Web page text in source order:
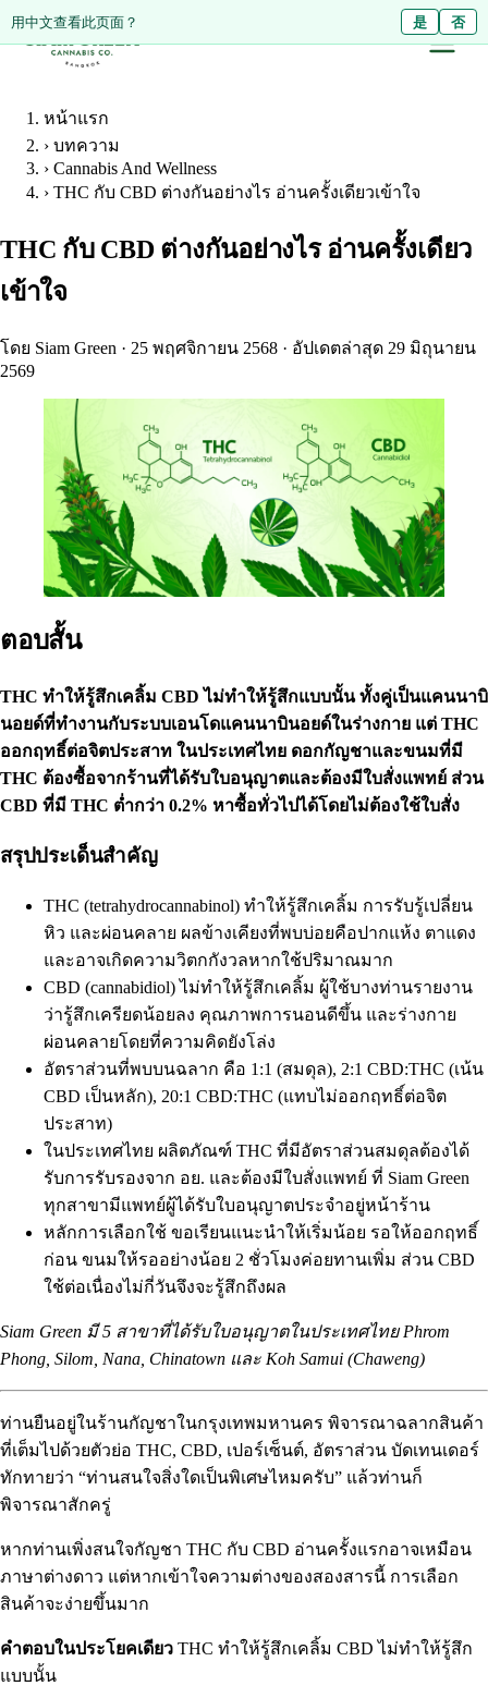
Diese Seite auf Deutsch ansehen? Nein
用中文查看此页面？ 是 否
หน้าแรก
› บทความ
› Cannabis And Wellness
› THC กับ CBD ต่างกันอย่างไร อ่านครั้งเดียวเข้าใจ
THC กับ CBD ต่างกันอย่างไร อ่านครั้งเดียว
เข้าใจ
โดย Siam Green · 25 พฤศจิกายน 2568 · อัปเดตล่าสุด 29 มิถุนายน
2569
ตอบสั้น
THC ทำให้รู้สึกเคลิ้ม CBD ไม่ทำให้รู้สึกแบบนั้น ทั้งคู่เป็นแคนนาบิ
นอยด์ที่ทำงานกับระบบเอนโดแคนนาบินอยด์ในร่างกาย แต่ THC
ออกฤทธิ์ต่อจิตประสาท ในประเทศไทย ดอกกัญชาและขนมที่มี
THC ต้องซื้อจากร้านที่ได้รับใบอนุญาตและต้องมีใบสั่งแพทย์ ส่วน
CBD ที่มี THC ต่ำกว่า 0.2% หาซื้อทั่วไปได้โดยไม่ต้องใช้ใบสั่ง
สรุปประเด็นสำคัญ
THC (tetrahydrocannabinol) ทำให้รู้สึกเคลิ้ม การรับรู้เปลี่ยน
หิว และผ่อนคลาย ผลข้างเคียงที่พบบ่อยคือปากแห้ง ตาแดง
และอาจเกิดความวิตกกังวลหากใช้ปริมาณมาก
CBD (cannabidiol) ไม่ทำให้รู้สึกเคลิ้ม ผู้ใช้บางท่านรายงาน
ว่ารู้สึกเครียดน้อยลง คุณภาพการนอนดีขึ้น และร่างกาย
ผ่อนคลายโดยที่ความคิดยังโล่ง
อัตราส่วนที่พบบนฉลาก คือ 1:1 (สมดุล), 2:1 CBD:THC (เน้น
CBD เป็นหลัก), 20:1 CBD:THC (แทบไม่ออกฤทธิ์ต่อจิต
ประสาท)
ในประเทศไทย ผลิตภัณฑ์ THC ที่มีอัตราส่วนสมดุลต้องได้
รับการรับรองจาก อย. และต้องมีใบสั่งแพทย์ ที่ Siam Green
ทุกสาขามีแพทย์ผู้ได้รับใบอนุญาตประจำอยู่หน้าร้าน
หลักการเลือกใช้ ขอเรียนแนะนำให้เริ่มน้อย รอให้ออกฤทธิ์
ก่อน ขนมให้รออย่างน้อย 2 ชั่วโมงค่อยทานเพิ่ม ส่วน CBD
ใช้ต่อเนื่องไม่กี่วันจึงจะรู้สึกถึงผล
Siam Green มี 5 สาขาที่ได้รับใบอนุญาตในประเทศไทยPhrom
Phong Silom Nana Chinatown และ Koh Samui (Chaweng)
ท่านยืนอยู่ในร้านกัญชาในกรุงเทพมหานคร พิจารณาฉลากสินค้า
ที่เต็มไปด้วยตัวย่อ THC, CBD, เปอร์เซ็นต์, อัตราส่วน บัดเทนเดอร์
ทักทายว่า “ท่านสนใจสิ่งใดเป็นพิเศษไหมครับ” แล้วท่านก็
พิจารณาสักครู่
หากท่านเพิ่งสนใจกัญชา THC กับ CBD อ่านครั้งแรกอาจเหมือน
ภาษาต่างดาว แต่หากเข้าใจความต่างของสองสารนี้ การเลือก
สินค้าจะง่ายขึ้นมาก
คำตอบในประโยคเดียว THC ทำให้รู้สึกเคลิ้ม CBD ไม่ทำให้รู้สึก
แบบนั้น